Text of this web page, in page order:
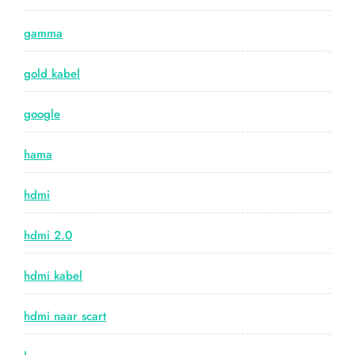
gamma
gold kabel
google
hama
hdmi
hdmi 2.0
hdmi kabel
hdmi naar scart